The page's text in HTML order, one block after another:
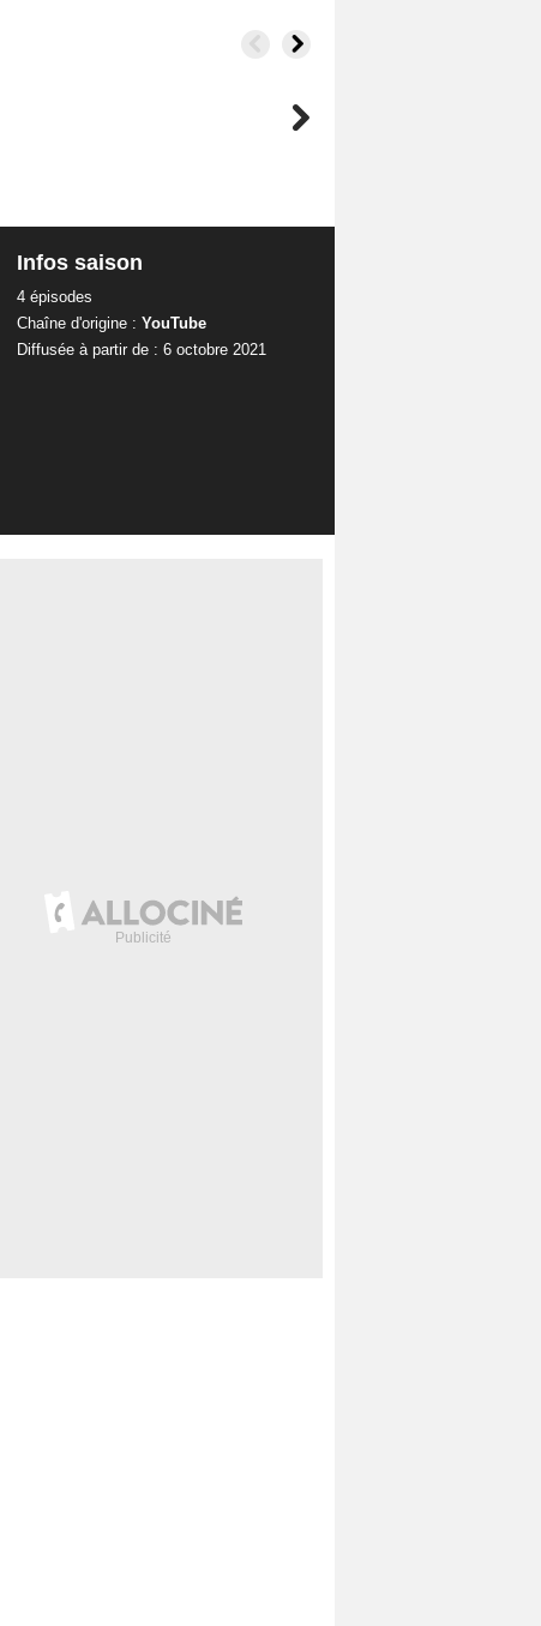
Infos saison
4 épisodes
Chaîne d'origine : YouTube
Diffusée à partir de : 6 octobre 2021